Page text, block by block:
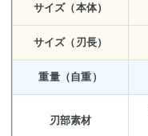
サイズ（本体）
サイズ（刃長）
重量（自重）
刃部素材